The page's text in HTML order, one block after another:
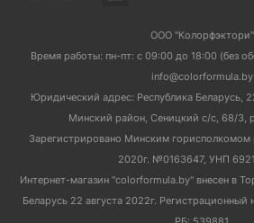
ООО "Колорфэктори"
Время работы: пн-пт: с 09:00 до 18:00 (без
info@colorformula.by
Юридический адрес: Республика Беларусь,
Минский район, Сеницкий с/с, 68/3,
Зарегистрировано Минским
2020г. №0163647, УНП
Интернет-магазин "colorformula.by" внесен в
Беларусь 22 августа 2022г.